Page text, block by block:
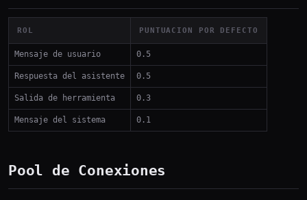
ROL PUNTUACION POR DEFECTO
Mensaje de usuario 0.5
Respuesta del asistente 0.5
Salida de herramienta 0.3
Mensaje del sistema 0.1
Pool de Conexiones